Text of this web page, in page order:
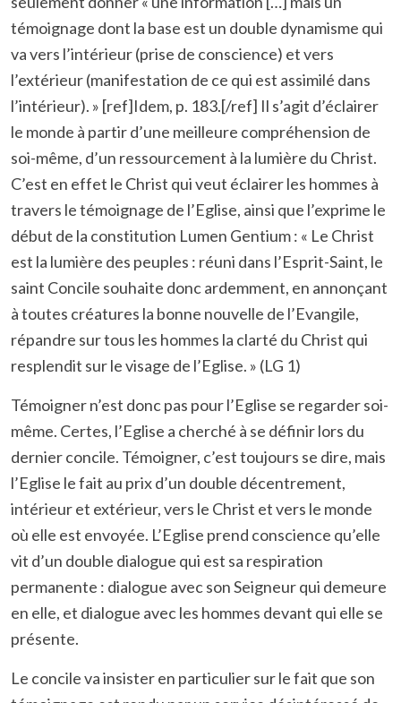
témoignage dont la base est un double dynamisme qui
va vers l’intérieur (prise de conscience) et vers
l’extérieur (manifestation de ce qui est assimilé dans
l’intérieur). » [ref]Idem, p. 183.[/ref] Il s’agit d’éclairer
le monde à partir d’une meilleure compréhension de
soi-même, d’un ressourcement à la lumière du Christ.
C’est en effet le Christ qui veut éclairer les hommes à
travers le témoignage de l’Eglise, ainsi que l’exprime le
début de la constitution Lumen Gentium : « Le Christ
est la lumière des peuples : réuni dans l’Esprit-Saint, le
saint Concile souhaite donc ardemment, en annonçant
à toutes créatures la bonne nouvelle de l’Evangile,
répandre sur tous les hommes la clarté du Christ qui
resplendit sur le visage de l’Eglise. » (LG 1)
Témoigner n’est donc pas pour l’Eglise se regarder soi-
même. Certes, l’Eglise a cherché à se définir lors du
dernier concile. Témoigner, c’est toujours se dire, mais
l’Eglise le fait au prix d’un double décentrement,
intérieur et extérieur, vers le Christ et vers le monde
où elle est envoyée. L’Eglise prend conscience qu’elle
vit d’un double dialogue qui est sa respiration
permanente : dialogue avec son Seigneur qui demeure
en elle, et dialogue avec les hommes devant qui elle se
présente.
Le concile va insister en particulier sur le fait que son